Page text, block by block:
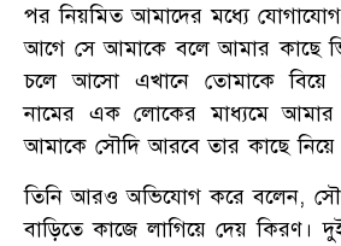
পর নিয়মিত আমাদের মধ্যে
আগে সে আমাকে বলে আমার কাছে
চলে আসো এখানে তোমাকে
নামের এক লোকের মাধ্যমে আমার
আমাকে সৌদি আরবে তার কাছে নিয়ে
তিনি আরও অভিযোগ করে বলেন,
বাড়িতে কাজে লাগিয়ে দেয়